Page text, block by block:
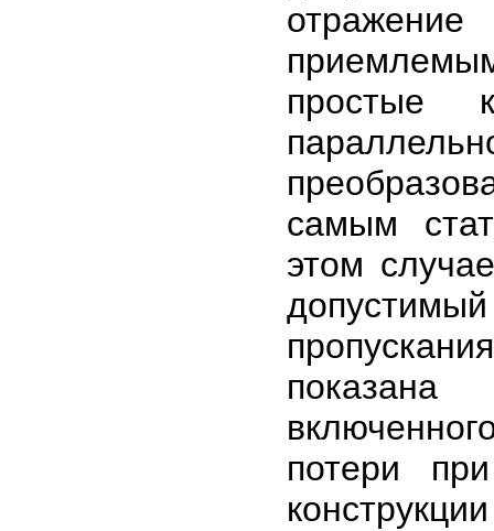
простые
самым
этом
показана
потери